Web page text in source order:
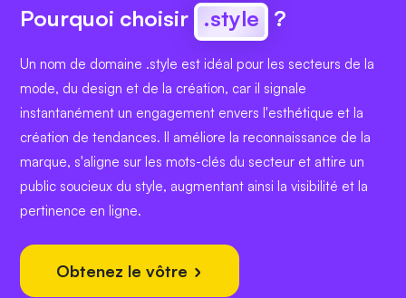
Pourquoi choisir .style ?
Un nom de domaine .style est idéal pour les secteurs de la
mode, du design et de la création, car il signale
instantanément un engagement envers l'esthétique et la
création de tendances. Il améliore la reconnaissance de la
marque, s'aligne sur les mots-clés du secteur et attire un
public soucieux du style, augmentant ainsi la visibilité et la
pertinence en ligne.
Obtenez le vôtre